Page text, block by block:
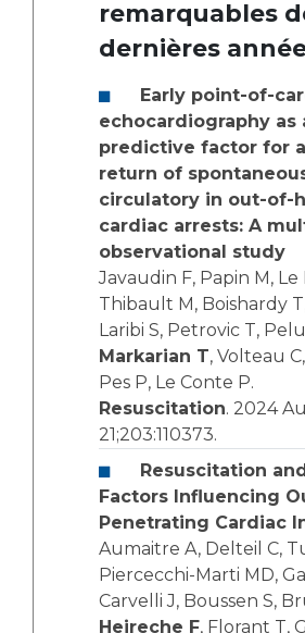
remarquables
dernières
Early point-of-
echocardiography as
predictive factor for
return of
circulatory in out-of-
cardiac arrests: A
observational study
Javaudin F, Papin M, Le
Thibault M, Boishardy
Laribi S, Petrovic T,
Markarian T, Volteau
Pes P, Le Conte P.
Resuscitation. 2024
21;203:110373.
Resuscitation
Factors Influencing
Penetrating Cardiac
Aumaitre A, Delteil C,
Piercecchi-Marti MD,
Carvelli J, Boussen S,
Heireche F, Florant T,